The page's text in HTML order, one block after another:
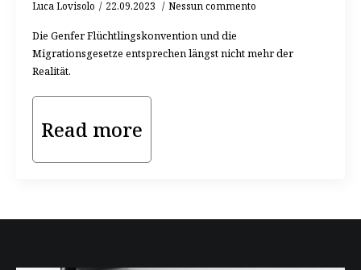
Luca Lovisolo 22.09.2023 Nessun commento
Die Genfer Flüchtlingskonvention und die
Migrationsgesetze entsprechen längst nicht mehr der
Realität.
Read more